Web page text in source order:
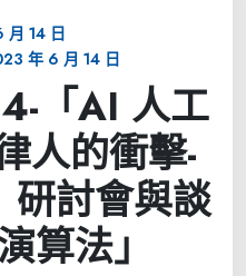
14 日
年 6 月 14 日
「AI 人工
人的衝擊-
研討會與談
算法」